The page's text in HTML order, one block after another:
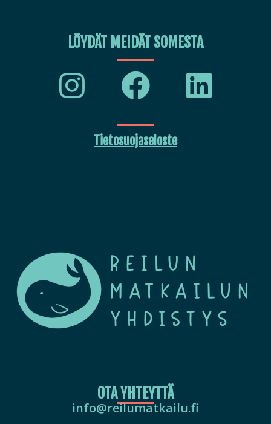
LÖYDÄT MEIDÄT SOMESTA
Tietosuojaseloste
OTA YHTEYTTÄ
info@reilumatkailu.fi